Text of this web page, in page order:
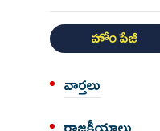
హోం పేజీ
వార్త‌లు